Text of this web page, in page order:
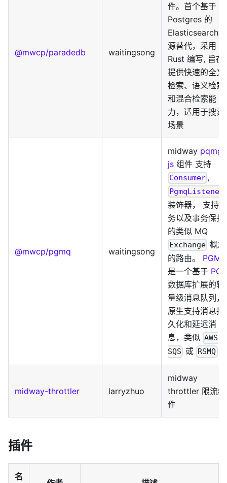
@mwcp/paradedb waitingsong
件。首个基于
Postgres 的
Elasticsearch
源替代，采用
Rust 编写, 旨在
提供快速的全文
检索、语义检索
和混合检索能
力，适用于搜索
场景
@mwcp/pgmq waitingsong
midway pqmg-
js 组件 支持
Consumer ,
PgmqListener
装饰器， 支持事
务以及事务保护
的类似 MQ
Exchange 概念
的路由。 PGMQ
是一个基于 PG
数据库扩展的轻
量级消息队列，
原生支持消息持
久化和延迟消
息，类似 AWS
SQS 或 RSMQ
midway-throttler larryzhuo
midway
throttler 限流组
件
插件
名